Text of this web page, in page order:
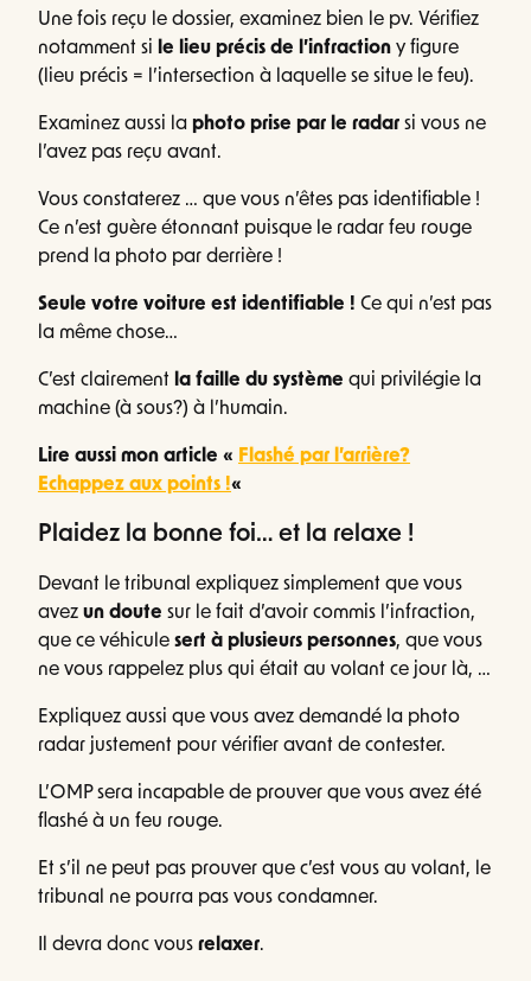
Une fois reçu le dossier, examinez bien le pv. Vérifiez
notamment si le lieu précis de l’infraction y figure
(lieu précis = l’intersection à laquelle se situe le feu).
Examinez aussi la photo prise par le radar si vous ne
l’avez pas reçu avant.
Vous constaterez … que vous n’êtes pas identifiable !
Ce n’est guère étonnant puisque le radar feu rouge
prend la photo par derrière !
Seule votre voiture est identifiable ! Ce qui n’est pas
la même chose…
C’est clairement la faille du système qui privilégie la
machine (à sous?) à l’humain.
Lire aussi mon article « Flashé par l’arrière?
Echappez aux points !«
Plaidez la bonne foi… et la relaxe !
Devant le tribunal expliquez simplement que vous
avez un doute sur le fait d’avoir commis l’infraction,
que ce véhicule sert à plusieurs personnes, que vous
ne vous rappelez plus qui était au volant ce jour là, …
Expliquez aussi que vous avez demandé la photo
radar justement pour vérifier avant de contester.
L’OMP sera incapable de prouver que vous avez été
flashé à un feu rouge.
Et s’il ne peut pas prouver que c’est vous au volant, le
tribunal ne pourra pas vous condamner.
Il devra donc vous relaxer.